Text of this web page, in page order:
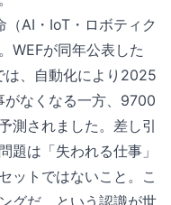
AI・IoT・ロボティク
WEFが同年公表した
、自動化により2025
なくなる一方、9700
測されました。差し引
題は「失われる仕事」
ットではないこと。こ
グだ、という認識が世